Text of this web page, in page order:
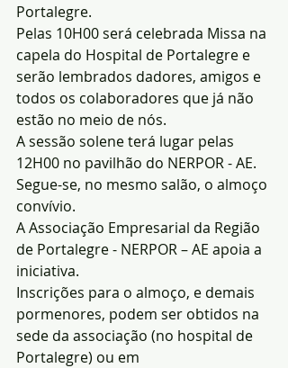
Portalegre.
Pelas 10H00 será celebrada Missa na
capela do Hospital de Portalegre e
serão lembrados dadores, amigos e
todos os colaboradores que já não
estão no meio de nós.
A sessão solene terá lugar pelas
12H00 no pavilhão do NERPOR - AE.
Segue-se, no mesmo salão, o almoço
convívio.
A Associação Empresarial da Região
de Portalegre - NERPOR – AE apoia a
iniciativa.
Inscrições para o almoço, e demais
pormenores, podem ser obtidos na
sede da associação (no hospital de
Portalegre) ou em